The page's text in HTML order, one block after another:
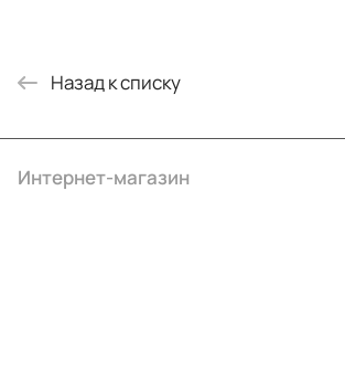
Назад к списку
Интернет-магазин